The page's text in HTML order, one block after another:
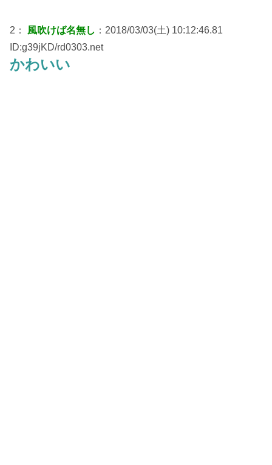
2： 風吹けば名無し ：2018/03/03(土) 10:12:46.81
ID:g39jKD/rd0303.net
かわいい